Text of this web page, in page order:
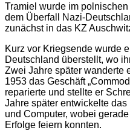
Tramiel wurde im
dem Überfall Nazi-
zunächst in das KZ
Kurz vor Kriegsende wurde
Deutschland überstellt, wo
Zwei Jahre später wanderte
1953 das Geschäft
reparierte und stellte er
Jahre später entwickelte
und Computer, wobei
Erfolge feiern konnten.